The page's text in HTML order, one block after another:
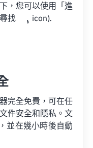
，您可以使用「進
找
icon).
完全免費，可在任
件安全和隱私。文
並在幾小時後自動